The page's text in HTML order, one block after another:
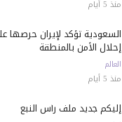
منذ 5 أيام
السعودية تؤكد لإيران حرصها
إحلال الأمن بالمنطقة
العالم
منذ 5 أيام
إليكم جديد ملف رأس النبع